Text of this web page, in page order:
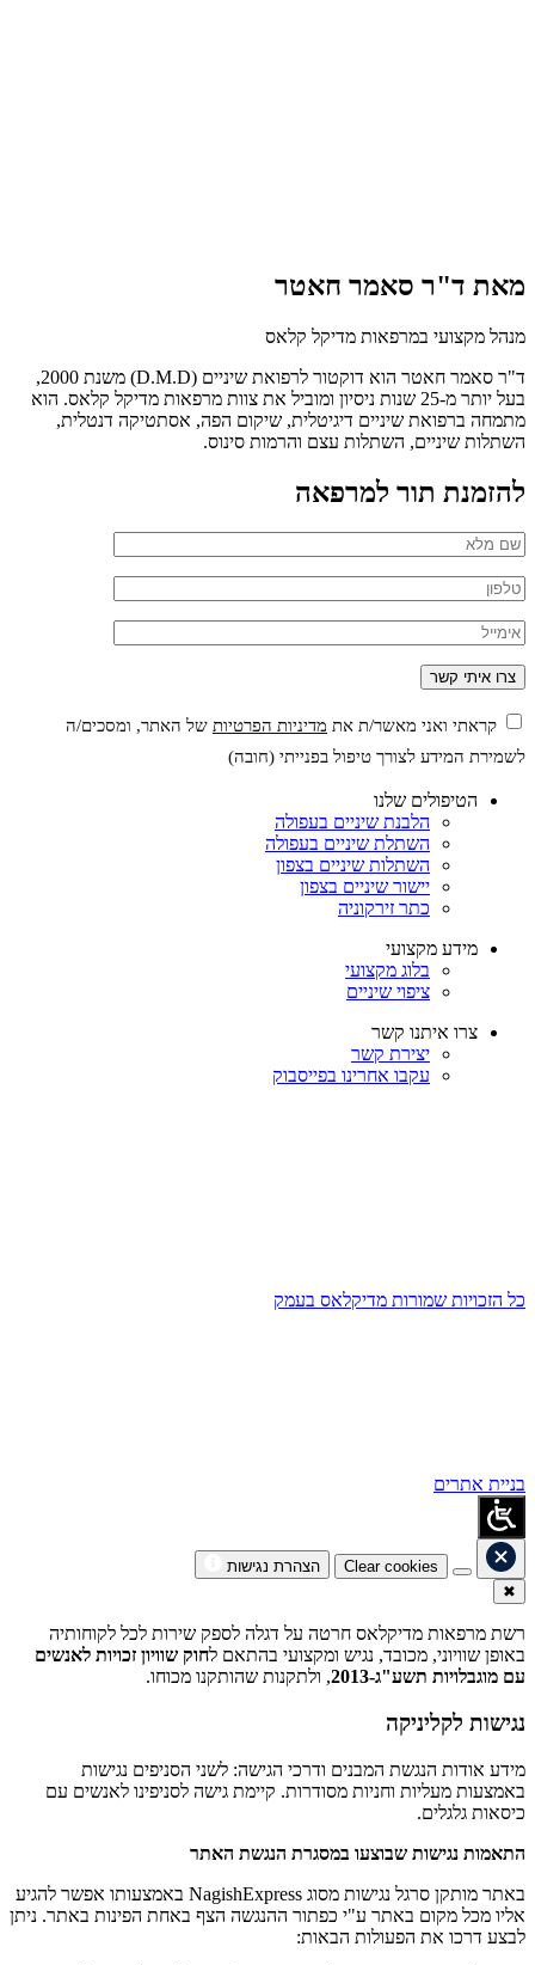
מאת ד"ר סאמר חאטר
מנהל מקצועי במרפאות מדיקל קלאס
ד"ר סאמר חאטר הוא דוקטור לרפואת שיניים (D.M.D) משנת 2000,
בעל יותר מ-25 שנות ניסיון ומוביל את צוות מרפאות מדיקל קלאס. הוא
מתמחה ברפואת שיניים דיגיטלית, שיקום הפה, אסתטיקה דנטלית,
השתלות שיניים, השתלות עצם והרמות סינוס.
להזמנת תור למרפאה
קראתי ואני מאשר/ת את מדיניות הפרטיות של האתר, ומסכים/ה
לשמירת המידע לצורך טיפול בפנייתי (חובה)
הטיפולים שלנו
הלבנת שיניים בעפולה
השתלת שיניים בעפולה
השתלות שיניים בצפון
יישור שיניים בצפון
כתר זירקוניה
מידע מקצועי
בלוג מקצועי
ציפוי שיניים
צרו איתנו קשר
יצירת קשר
עקבו אחרינו בפייסבוק
כל הזכויות שמורות מדיקלאס בעמק
בניית אתרים
Clear cookies
הצהרת נגישות
✖
רשת מרפאות מדיקלאס חרטה על דגלה לספק שירות לכל לקוחותיה
באופן שוויוני, מכובד, נגיש ומקצועי בהתאם לחוק שוויון זכויות לאנשים
עם מוגבלויות תשע"ג-2013
, ולתקנות שהותקנו מכוחו.
נגישות לקליניקה
מידע אודות הנגשת המבנים ודרכי הגישה: לשני הסניפים נגישות
באמצעות מעליות וחניות מסודרות. קיימת גישה לסניפינו לאנשים עם
כיסאות גלגלים.
התאמות נגישות שבוצעו במסגרת הנגשת האתר
באתר מותקן סרגל נגישות מסוג NagishExpress באמצעותו אפשר להגיע
אליו מכל מקום באתר ע"י כפתור ההנגשה הצף באחת הפינות באתר. ניתן
לבצע דרכו את הפעולות הבאות: